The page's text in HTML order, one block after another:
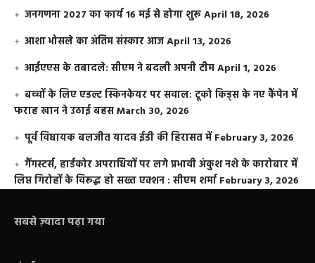
जनगणना 2027 का कार्य 16 मई से होगा शुरूApril 18, 2026
आशा भोसले का अंतिम संस्कार आजApril 13, 2026
आईएएस के तबादले: सीएम ने बदली अपनी टीमApril 1, 2026
बच्चों के लिए एडल्ट स्किनकेयर पर सवाल: टूको किड्स के नए कैंपेन में
फराह खान ने उठाई बहसMarch 30, 2026
पूर्व विधायक बलजीत यादव ईडी की हिरासत में February 3, 2026
गैंगस्टर्स, हार्डकोर अपराधियों पर लगे प्रभावी अंकुश नशे के कारोबार में
लिप्त गिरोहों के विरूद्ध हो सख्त एक्शन : सीएम शर्मा February 3, 2026
सबसे ज़्यादा पढ़ा गया